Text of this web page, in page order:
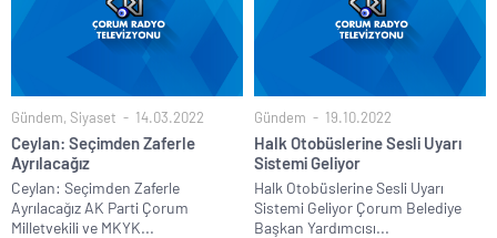
Gündem, Siyaset 14.03.2022
Ceylan: Seçimden Zaferle
Ayrılacağız
Ceylan: Seçimden Zaferle
Ayrılacağız AK Parti Çorum
Milletvekili ve MKYK...
Gündem 19.10.2022
Halk Otobüslerine Sesli Uyarı
Sistemi Geliyor
Halk Otobüslerine Sesli Uyarı
Sistemi Geliyor Çorum Belediye
Başkan Yardımcısı...